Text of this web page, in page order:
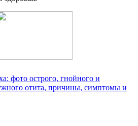
фото острого, гнойного и
отита, причины, симптомы и